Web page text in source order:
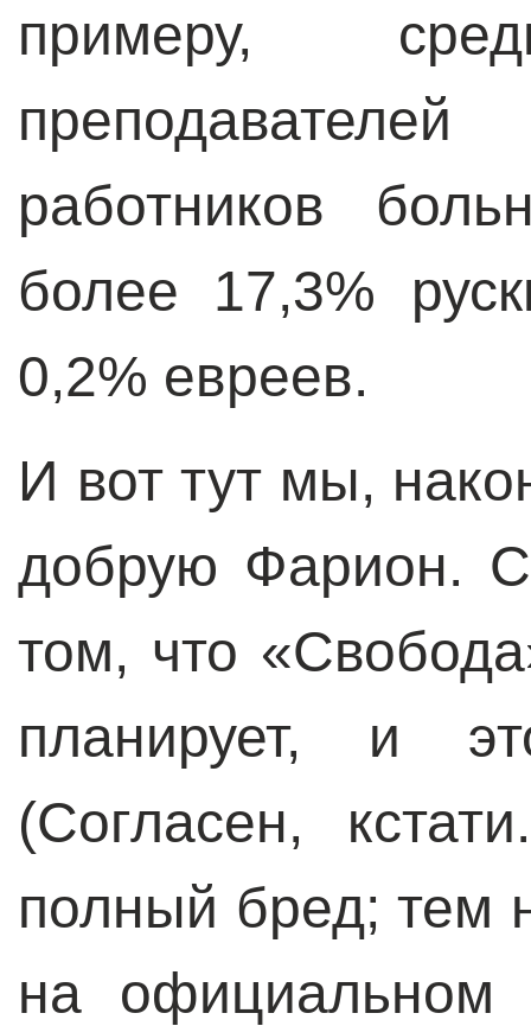
примеру,
работников
более 17,3%
0,2% евреев.
И вот тут мы,
добрую Фарион.
том, что
планирует, и
(Cогласен,
полный бред; тем
на официальном